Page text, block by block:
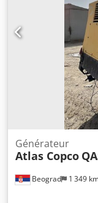
Beograd 1 349
Générateur
Atlas Copco